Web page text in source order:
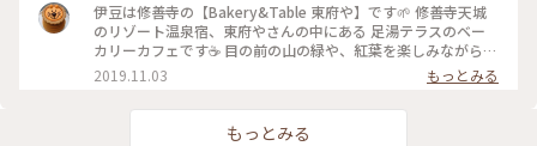
伊豆は修善寺の【Bakery&Table 東府や】です🌱 修善寺天城
のリゾート温泉宿、東府やさんの中にある 足湯テラスのベー
カリーカフェです☕️ 目の前の山の緑や、紅葉を楽しみながら、
吉奈温泉の足湯に浸かって、 美味しいパンをいただけます🥐🥪
足湯ベーカリーカフェはもちろん、 大正時代を感じられるレ
トロな喫茶の大正館など、 広い敷地内に、色んな施設があって
お散歩しながらいろいろ楽しめます✨ ベーカリーのパンは、季
2019.11.03 もっとみる
もっとみる